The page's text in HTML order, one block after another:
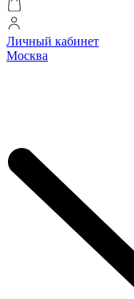
Личный кабинет
Москва